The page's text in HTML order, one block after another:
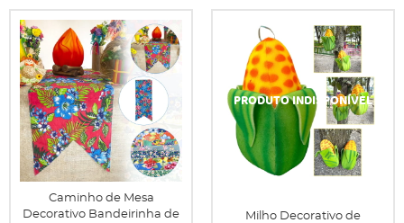
Caminho de Mesa
Decorativo Bandeirinha de
Milho Decorativo de